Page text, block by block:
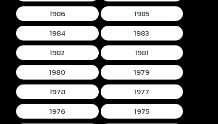
1986
1985
1984
1983
1982
1981
1980
1979
1978
1977
1976
1975